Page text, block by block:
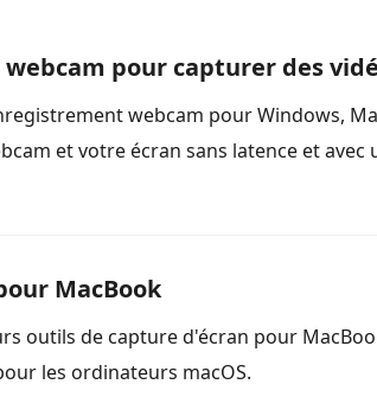
pour capturer des
webcam pour Windows,
et votre écran sans latence et avec
MacBook
outils de capture d'écran pour
les ordinateurs macOS.